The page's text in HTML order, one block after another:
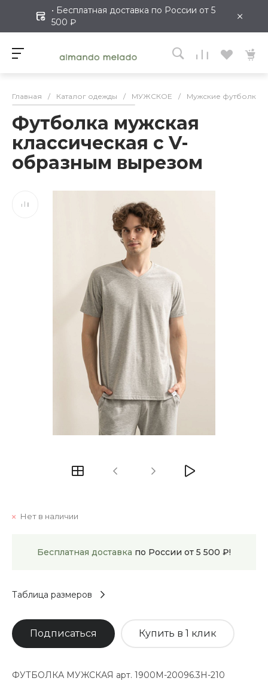
• Бесплатная доставка по России от 5
500 ₽
×
Главная / Каталог одежды / МУЖСКОЕ / Мужские футболки
Футболка мужская
классическая с V-
образным вырезом
Нет в наличии
Бесплатная доставка по России от 5 500 ₽!
Таблица размеров
Подписаться Купить в 1 клик
ФУТБОЛКА МУЖСКАЯ арт. 1900M-20096.3H-210